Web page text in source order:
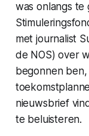
was onlangs te
met journalist
de NOS) over
begonnen
nieuwsbrief
te beluisteren.